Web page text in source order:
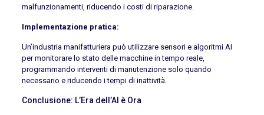
malfunzionamenti, riducendo i costi di riparazione.
Implementazione pratica:
Un’industria manifatturiera può utilizzare sensori e algoritmi AI
per monitorare lo stato delle macchine in tempo reale,
programmando interventi di manutenzione solo quando
necessario e riducendo i tempi di inattività.
Conclusione: L’Era dell’AI è Ora